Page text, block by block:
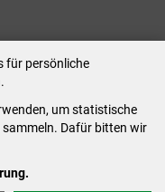
für persönliche
um statistische
Dafür bitten wir
Uhr
Uhr